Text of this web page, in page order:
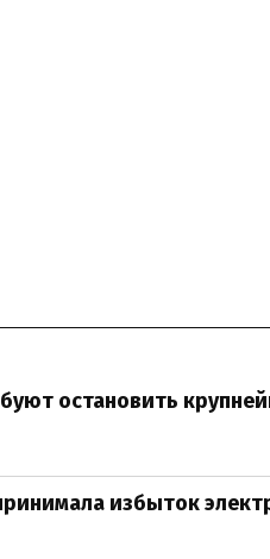
остановить
избыток